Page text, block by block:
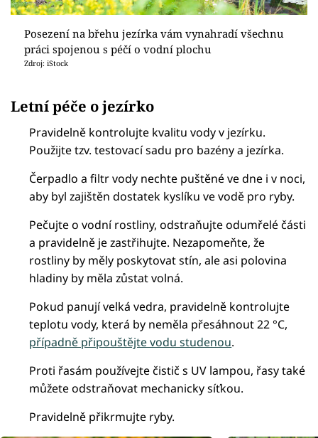
Posezení na břehu jezírka vám vynahradí všechnu
práci spojenou s péčí o vodní plochu
Zdroj: iStock
Letní péče o jezírko
Pravidelně kontrolujte kvalitu vody v jezírku.
Použijte tzv. testovací sadu pro bazény a jezírka.
Čerpadlo a filtr vody nechte puštěné ve dne i v noci,
aby byl zajištěn dostatek kyslíku ve vodě pro ryby.
Pečujte o vodní rostliny, odstraňujte odumřelé části
a pravidelně je zastřihujte. Nezapomeňte, že
rostliny by měly poskytovat stín, ale asi polovina
hladiny by měla zůstat volná.
Pokud panují velká vedra, pravidelně kontrolujte
teplotu vody, která by neměla přesáhnout 22 °C,
případně připouštějte vodu studenou.
Proti řasám používejte čistič s UV lampou, řasy také
můžete odstraňovat mechanicky síťkou.
Pravidelně přikrmujte ryby.